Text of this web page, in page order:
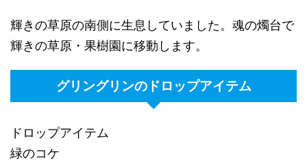
輝きの草原の南側に生息していました。魂の燭台で
輝きの草原・果樹園に移動します。
グリングリンのドロップアイテム
ドロップアイテム
緑のコケ